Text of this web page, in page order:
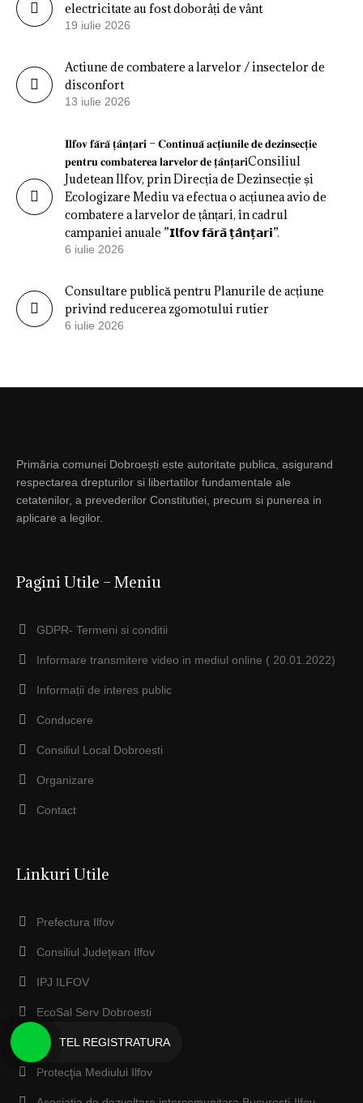
electricitate au fost doborâți de vânt
19 iulie 2026
Actiune de combatere a larvelor / insectelor de
disconfort
13 iulie 2026
𝐈𝐥𝐟𝐨𝐯 𝐟𝐚̆𝐫𝐚̆ 𝐭̦𝐚̂𝐧𝐭̦𝐚𝐫𝐢 – 𝐂𝐨𝐧𝐭𝐢𝐧𝐮𝐚̆ 𝐚𝐜𝐭̦𝐢𝐮𝐧𝐢𝐥𝐞 𝐝𝐞 𝐝𝐞𝐳𝐢𝐧𝐬𝐞𝐜𝐭̦𝐢𝐞
𝐩𝐞𝐧𝐭𝐫𝐮 𝐜𝐨𝐦𝐛𝐚𝐭𝐞𝐫𝐞𝐚 𝐥𝐚𝐫𝐯𝐞𝐥𝐨𝐫 𝐝𝐞 𝐭̦𝐚̂𝐧𝐭̦𝐚𝐫𝐢Consiliul
Judetean Ilfov, prin Direcția de Dezinsecție și
Ecologizare Mediu va efectua o acțiunea avio de
combatere a larvelor de țânțari, în cadrul
campaniei anuale ”𝗜𝗹𝗳𝗼𝘃 𝗳𝗮̆𝗿𝗮̆ 𝘁̦𝗮̂𝗻𝘁̦𝗮𝗿𝗶”.
6 iulie 2026
Consultare publică pentru Planurile de acțiune
privind reducerea zgomotului rutier
6 iulie 2026
Primăria comunei Dobroești este autoritate publica, asigurand
respectarea drepturilor si libertatilor fundamentale ale
cetatenilor, a prevederilor Constitutiei, precum si punerea in
aplicare a legilor.
Pagini Utile – Meniu
GDPR- Termeni si conditii
Informare transmitere video in mediul online ( 20.01.2022)
Informații de interes public
Conducere
Consiliul Local Dobroesti
Organizare
Contact
Linkuri Utile
Prefectura Ilfov
Consiliul Judeţean Ilfov
IPJ ILFOV
EcoSal Serv Dobroesti
Anaf ILFOV
Protecţia Mediului Ilfov
TEL REGISTRATURA